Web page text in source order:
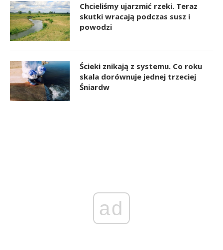
Chcieliśmy ujarzmić rzeki. Teraz
skutki wracają podczas susz i
powodzi
Ścieki znikają z systemu. Co roku
skala dorównuje jednej trzeciej
Śniardw
ad